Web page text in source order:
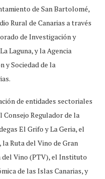
de San Bartolomé,
Rural de Canarias a través
de Investigación y
Laguna, y la Agencia
y Sociedad de la
de entidades sectoriales
Consejo Regulador de la
El Grifo y La Geria, el
Ruta del Vino de Gran
del Vino (PTV), el Instituto
de las Islas Canarias, y